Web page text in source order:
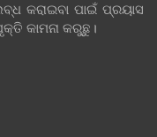
କରାଇବା ପାଇଁ ପ୍ରୟାସ
କାମନା କରୁଛୁ।